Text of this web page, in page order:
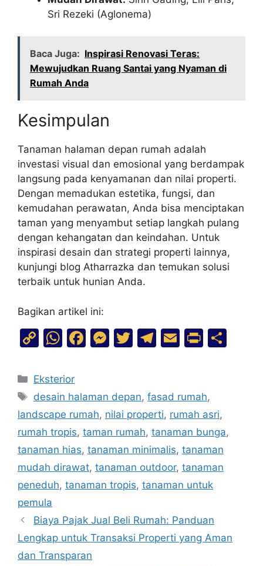
Sri Rezeki (Aglonema)
Baca Juga: Inspirasi Renovasi Teras:
Mewujudkan Ruang Santai yang Nyaman di
Rumah Anda
Kesimpulan
Tanaman halaman depan rumah adalah
investasi visual dan emosional yang berdampak
langsung pada kenyamanan dan nilai properti.
Dengan memadukan estetika, fungsi, dan
kemudahan perawatan, Anda bisa menciptakan
taman yang menyambut setiap langkah pulang
dengan kehangatan dan keindahan. Untuk
inspirasi desain dan strategi properti lainnya,
kunjungi blog Atharrazka dan temukan solusi
terbaik untuk hunian Anda.
Bagikan artikel ini:
C
p
y
Li
n
k
W
at
s
A
p
p
F
e
b
o
o
k
M
s
e
n
g
er
T
er
T
gr
a
m
E
l
Pr
Eksterior
desain halaman depan,fasad rumah,
landscape rumah, nilai properti, rumah asri,
rumah tropis, taman rumah, tanaman bunga,
tanaman hias, tanaman minimalis, tanaman
mudah dirawat, tanaman outdoor, tanaman
peneduh, tanaman tropis, tanaman untuk
pemula
Biaya Pajak Jual Beli Rumah: Panduan
Lengkap untuk Transaksi Properti yang Aman
dan Transparan